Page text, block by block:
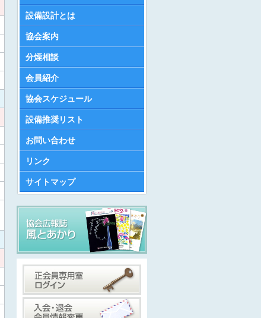
設備設計とは
協会案内
分煙相談
会員紹介
協会スケジュール
設備推奨リスト
お問い合わせ
リンク
サイトマップ